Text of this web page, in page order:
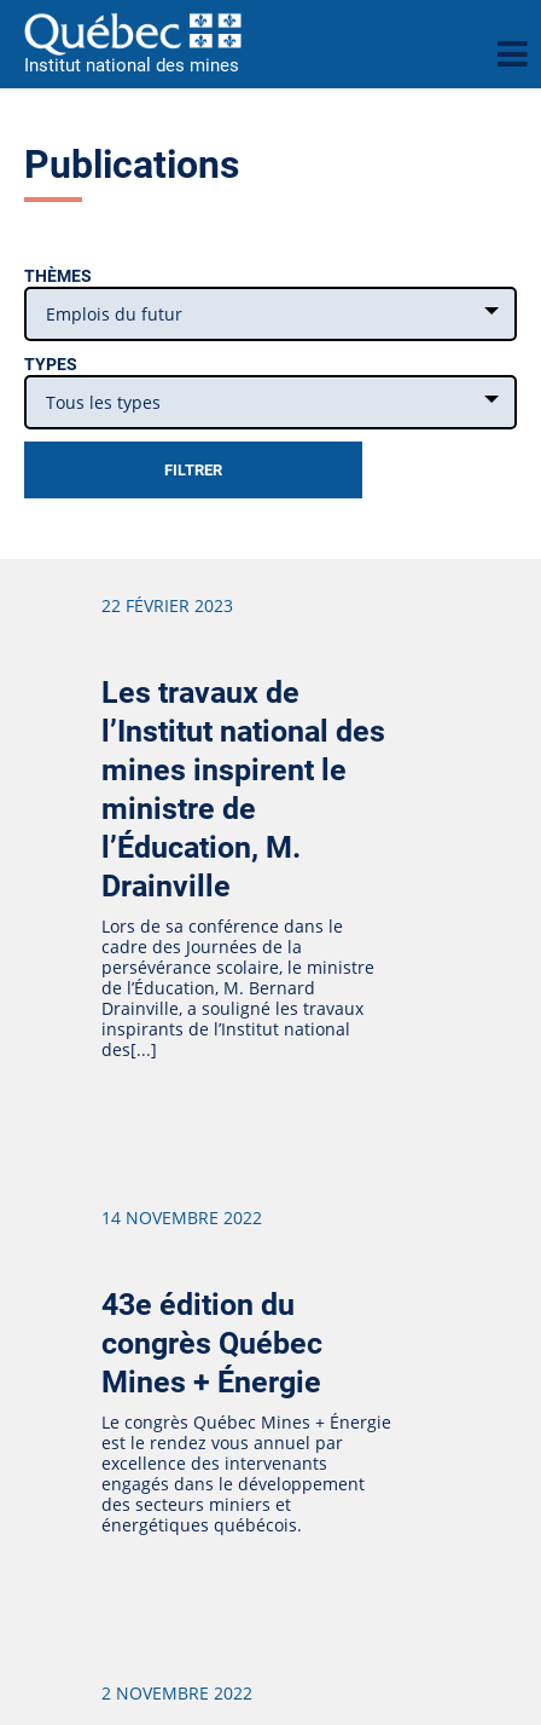
Institut national des mines
Publications
THÈMES
Emplois du futur
TYPES
Tous les types
22 FÉVRIER 2023
Les travaux de
l’Institut national des
mines inspirent le
ministre de
l’Éducation, M.
Drainville
Lors de sa conférence dans le
cadre des Journées de la
persévérance scolaire, le ministre
de l’Éducation, M. Bernard
Drainville, a souligné les travaux
inspirants de l’Institut national
des[...]
14 NOVEMBRE 2022
43e édition du
congrès Québec
Mines + Énergie
Le congrès Québec Mines + Énergie
est le rendez vous annuel par
excellence des intervenants
engagés dans le développement
des secteurs miniers et
énergétiques québécois.
2 NOVEMBRE 2022